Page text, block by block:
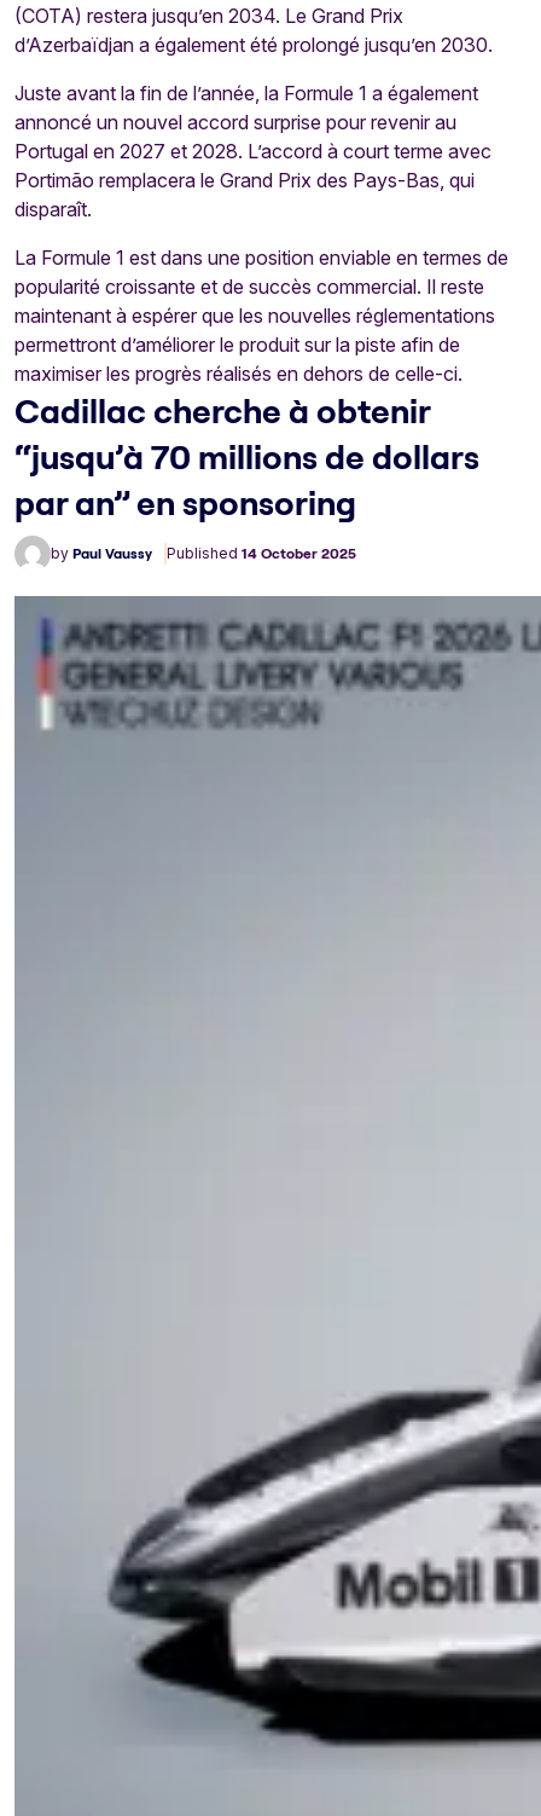
(COTA) restera jusqu’en 2034. Le Grand Prix
d’Azerbaïdjan a également été prolongé jusqu’en 2030.
Juste avant la fin de l’année, la Formule 1 a également
annoncé un nouvel accord surprise pour revenir au
Portugal en 2027 et 2028. L’accord à court terme avec
Portimão remplacera le Grand Prix des Pays-Bas, qui
disparaît.
La Formule 1 est dans une position enviable en termes de
popularité croissante et de succès commercial. Il reste
maintenant à espérer que les nouvelles réglementations
permettront d’améliorer le produit sur la piste afin de
maximiser les progrès réalisés en dehors de celle-ci.
Cadillac cherche à obtenir
“jusqu’à 70 millions de dollars
par an” en sponsoring
by Paul Vaussy Published 14 October 2025